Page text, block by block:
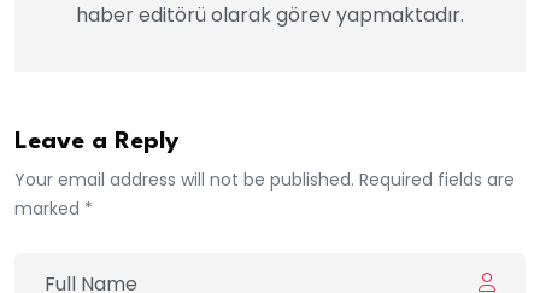
haber editörü olarak görev yapmaktadır.
Leave a Reply
Your email address will not be published. Required fields are
marked *